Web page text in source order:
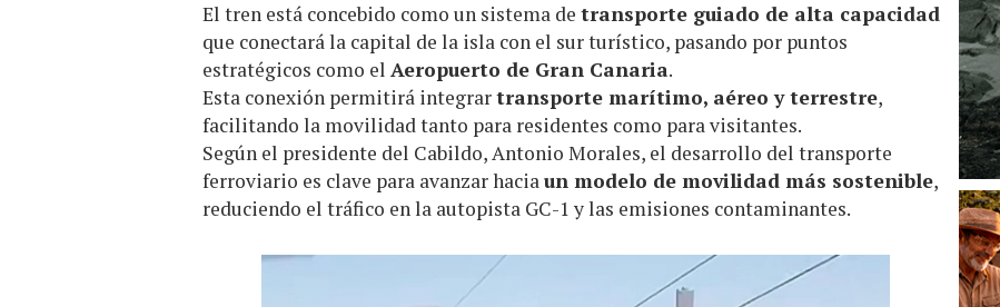
El tren está concebido como un sistema de transporte guiado de alta capacidad
que conectará la capital de la isla con el sur turístico, pasando por puntos
estratégicos como el Aeropuerto de Gran Canaria.
Esta conexión permitirá integrartransporte marítimo, aéreo y terrestre,
facilitando la movilidad tanto para residentes como para visitantes.
Según el presidente del Cabildo, Antonio Morales, el desarrollo del transporte
ferroviario es clave para avanzar haciaun modelo de movilidad más sostenible,
reduciendo el tráfico en la autopista GC-1 y las emisiones contaminantes.